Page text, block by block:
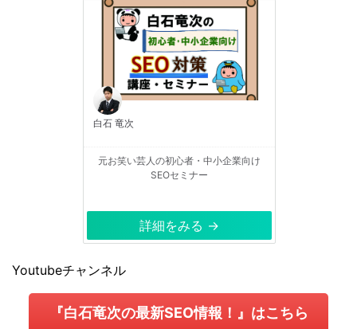
白石 竜次
元お笑い芸人の初心者・中小企業向け
SEOセミナー
詳細をみる →
Youtubeチャンネル
『白石竜次の最新SEO情報！』はこちら